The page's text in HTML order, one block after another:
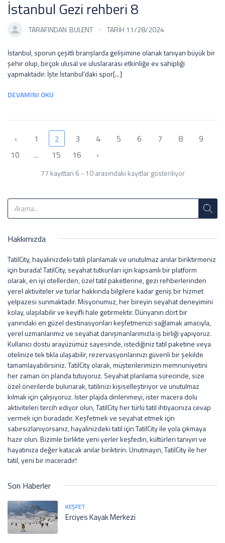
İstanbul Gezi rehberi 8
TARAFINDAN BULENT TARİH 11/28/2024
İstanbul, sporun çeşitli branşlarda gelişimine olanak tanıyan büyük bir
şehir olup, birçok ulusal ve uluslararası etkinliğe ev sahipliği
yapmaktadır. İşte İstanbul'daki spor[...]
DEVAMINI OKU
‹ 1 2 3 4 5 6 7 8
9
10
... 15 16 ›
77 kayıttan 6 - 10 arasındaki kayıtlar gösteriliyor
Hakkımızda
TatilCity, hayalinizdeki tatili planlamak ve unutulmaz anılar biriktirmeniz
için burada! TatilCity, seyahat tutkunları için kapsamlı bir platform
olarak, en iyi otellerden, özel tatil paketlerine, gezi rehberlerinden
yerel aktiviteler ve turlar hakkında bilgilere kadar geniş bir hizmet
yelpazesi sunmaktadır. Misyonumuz, her bireyin seyahat deneyimini
kolay, ulaşılabilir ve keyifli hale getirmektir. Dünyanın dört bir
yanındaki en güzel destinasyonları keşfetmenizi sağlamak amacıyla,
yerel uzmanlarımız ve seyahat danışmanlarımızla iş birliği yapıyoruz.
Kullanıcı dostu arayüzümüz sayesinde, istediğiniz tatil paketine veya
otelinize tek tıkla ulaşabilir, rezervasyonlarınızı güvenli bir şekilde
tamamlayabilirsiniz. TatilCity olarak, müşterilerimizin memnuniyetini
her zaman ön planda tutuyoruz. Seyahat planlama sürecinde, size
özel önerilerde bulunarak, tatilinizi kişiselleştiriyor ve unutulmaz
kılmak için çalışıyoruz. İster plajda dinlenmeyi, ister macera dolu
aktiviteleri tercih ediyor olun, TatilCity her türlü tatil ihtiyacınıza cevap
vermek için buradadır. Keşfetmek ve seyahat etmek için
sabırsızlanıyorsanız, hayalinizdeki tatil için TatilCity ile yola çıkmaya
hazır olun. Bizimle birlikte yeni yerler keşfedin, kültürleri tanıyın ve
hayatınıza değer katacak anılar biriktirin. Unutmayın, TatilCity ile her
tatil, yeni bir maceradır!
Son Haberler
KEŞFET
Erciyes Kayak Merkezi